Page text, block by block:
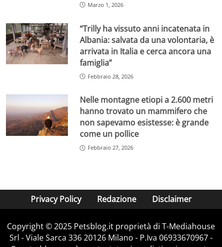
Marzo 1, 2026
“Trilly ha vissuto anni incatenata in
Albania: salvata da una volontaria, è
arrivata in Italia e cerca ancora una
famiglia”
Febbraio 28, 2026
Nelle montagne etiopi a 2.600 metri
hanno trovato un mammifero che
non sapevamo esistesse: è grande
come un pollice
Febbraio 27, 2026
Privacy Policy Redazione Disclaimer
Copyright © 2025 Petsblog.it proprietà di T-Mediahouse
Srl - Viale Sarca 336 20126 Milano - P.Iva 06933670967 -